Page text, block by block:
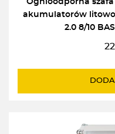
Ognioodporna
akumulatorów
2.0 8/10